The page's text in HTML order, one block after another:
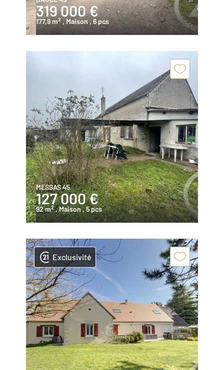
319 000 €
177,9 m2 , Maison, 6 pcs
MESSAS 45
127 000 €
92 m2 , Maison , 5 pcs
Exclusivité